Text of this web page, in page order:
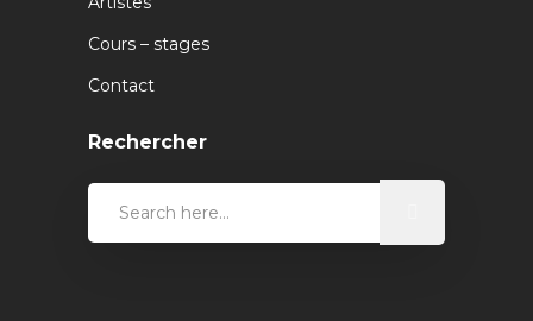
Cours – stages
Contact
Rechercher